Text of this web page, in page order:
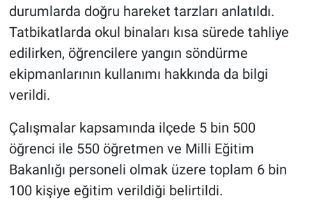
durumlarda doğru hareket tarzları anlatıldı.
Tatbikatlarda okul binaları kısa sürede tahliye
edilirken, öğrencilere yangın söndürme
ekipmanlarının kullanımı hakkında da bilgi
verildi.
Çalışmalar kapsamında ilçede 5 bin 500
öğrenci ile 550 öğretmen ve Milli Eğitim
Bakanlığı personeli olmak üzere toplam 6 bin
100 kişiye eğitim verildiği belirtildi.